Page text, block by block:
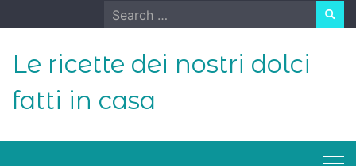
to
Search
for:
Le ricette dei nostri dolci
fatti in casa